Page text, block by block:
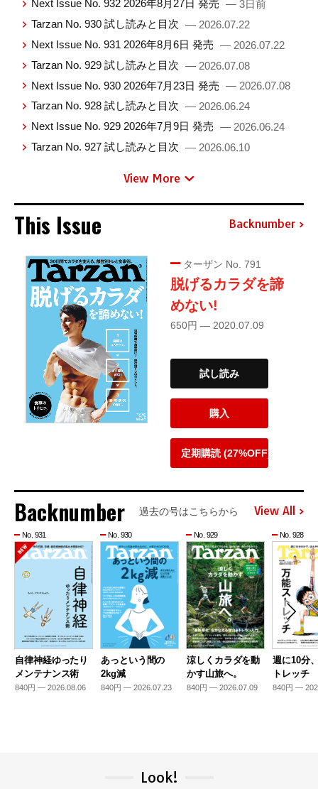
Next Issue No. 932 2026年8月27日 発売 — 3日前
Tarzan No. 930 試し読みと目次 — 2026.07.22
Next Issue No. 931 2026年8月6日 発売 — 2026.07.22
Tarzan No. 929 試し読みと目次 — 2026.07.08
Next Issue No. 930 2026年7月23日 発売 — 2026.07.08
Tarzan No. 928 試し読みと目次 — 2026.06.24
Next Issue No. 929 2026年7月9日 発売 — 2026.06.24
Tarzan No. 927 試し読みと目次 — 2026.06.10
View More
This Issue Backnumber
ターザン No. 791
脱げるカラダを諦
めない!
650円 — 2020.07.09
試し読み
購入
定期購読 (27%OFF)
Backnumber 過去の号はこちらから View All
No. 931
自律神経ゆったり
メンテナンス術
840円 — 2026.08.06
No. 930
あっという間の
2kg減
840円 — 2026.07.23
No. 929
涼しくカラダを動
かす山旅へ。
840円 — 2026.07.09
No. 928
週に10分
トレッチ
840円 —
Look!